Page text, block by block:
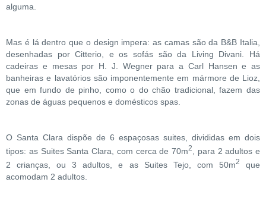
alguma.
Mas é lá dentro que o design impera: as camas são da B&B Italia,
desenhadas por Citterio, e os sofás são da Living Divani. Há
cadeiras e mesas por H. J. Wegner para a Carl Hansen e as
banheiras e lavatórios são imponentemente em mármore de Lioz,
que em fundo de pinho, como o do chão tradicional, fazem das
zonas de águas pequenos e domésticos spas.
O Santa Clara dispõe de 6 espaçosas suites, divididas em dois
tipos: as Suites Santa Clara, com cerca de 70m2
, para 2 adultos e
2 crianças, ou 3 adultos, e as Suites Tejo, com 50m2
que
acomodam 2 adultos.